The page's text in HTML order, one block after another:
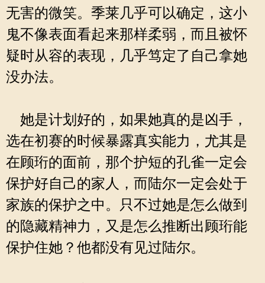
无害的微笑。季莱几乎可以确定，这小
鬼不像表面看起来那样柔弱，而且被怀
疑时从容的表现，几乎笃定了自己拿她
没办法。
她是计划好的，如果她真的是凶手，
选在初赛的时候暴露真实能力，尤其是
在顾珩的面前，那个护短的孔雀一定会
保护好自己的家人，而陆尔一定会处于
家族的保护之中。只不过她是怎么做到
的隐藏精神力，又是怎么推断出顾珩能
保护住她？他都没有见过陆尔。